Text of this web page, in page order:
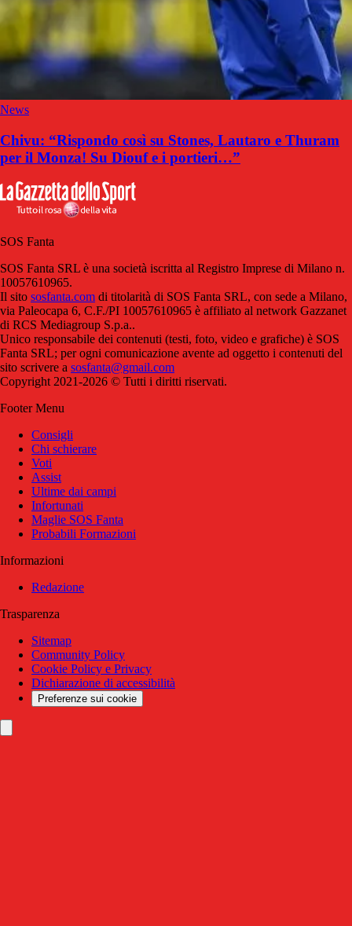
News
Chivu: “Rispondo così su Stones, Lautaro e Thuram
per il Monza! Su Diouf e i portieri…”
SOS Fanta
SOS Fanta SRL è una società iscritta al Registro Imprese di Milano n.
10057610965.
Il sito sosfanta.com di titolarità di SOS Fanta SRL, con sede a Milano,
via Paleocapa 6, C.F./PI 10057610965 è affiliato al network Gazzanet
di RCS Mediagroup S.p.a..
Unico responsabile dei contenuti (testi, foto, video e grafiche) è SOS
Fanta SRL; per ogni comunicazione avente ad oggetto i contenuti del
sito scrivere a sosfanta@gmail.com
Copyright 2021-2026 © Tutti i diritti riservati.
Footer Menu
Consigli
Chi schierare
Voti
Assist
Ultime dai campi
Infortunati
Maglie SOS Fanta
Probabili Formazioni
Informazioni
Redazione
Trasparenza
Sitemap
Community Policy
Cookie Policy e Privacy
Dichiarazione di accessibilità
Preferenze sui cookie